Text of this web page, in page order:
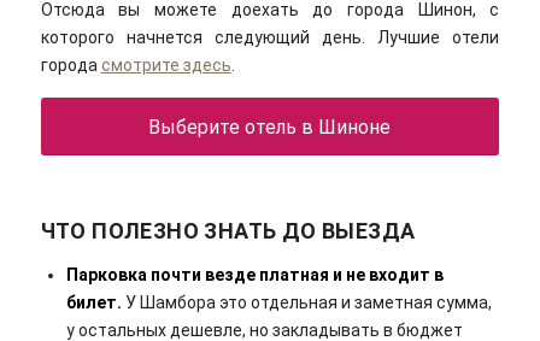
Отсюда вы можете доехать до города Шинон, с
которого начнется следующий день. Лучшие отели
города смотрите здесь
Выберите отель в Шиноне
ЧТО ПОЛЕЗНО ЗНАТЬ ДО ВЫЕЗДА
Парковка почти везде платная и не входит в
билет. У Шамбора это отдельная и заметная сумма,
у остальных дешевле, но закладывать в бюджет